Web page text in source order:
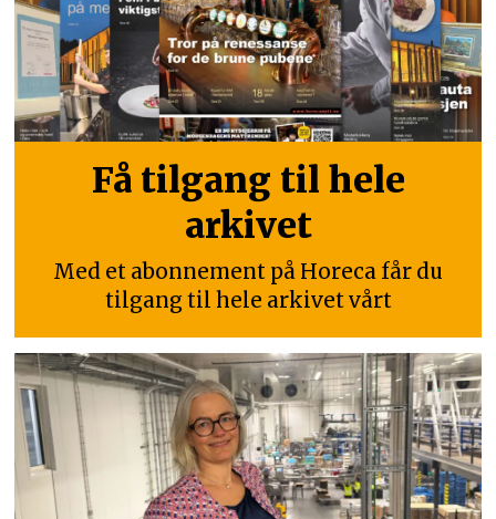
Få tilgang til hele
arkivet
Med et abonnement på Horeca får du
tilgang til hele arkivet vårt